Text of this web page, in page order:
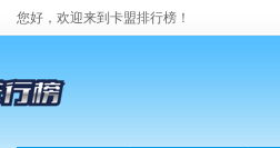
您好，欢迎来到卡盟排行榜！